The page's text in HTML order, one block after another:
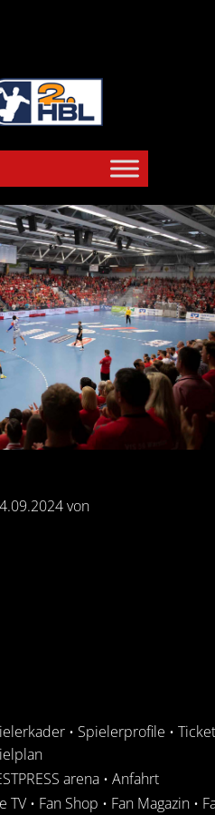
von
• Spielerprofile •
arena • Anfahrt
TV • Fan Shop • Fan Magazin •